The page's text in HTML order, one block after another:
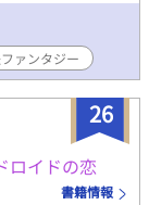
ァンタジー
26
ロイドの恋
書籍情報